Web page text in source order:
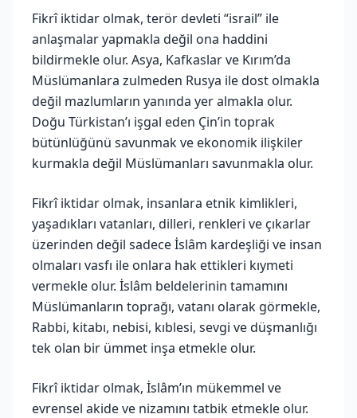
Fikrî iktidar olmak, terör devleti “israil” ile
anlaşmalar yapmakla değil ona haddini
bildirmekle olur. Asya, Kafkaslar ve Kırım’da
Müslümanlara zulmeden Rusya ile dost olmakla
değil mazlumların yanında yer almakla olur.
Doğu Türkistan’ı işgal eden Çin’in toprak
bütünlüğünü savunmak ve ekonomik ilişkiler
kurmakla değil Müslümanları savunmakla olur.
Fikrî iktidar olmak, insanlara etnik kimlikleri,
yaşadıkları vatanları, dilleri, renkleri ve çıkarlar
üzerinden değil sadece İslâm kardeşliği ve insan
olmaları vasfı ile onlara hak ettikleri kıymeti
vermekle olur. İslâm beldelerinin tamamını
Müslümanların toprağı, vatanı olarak görmekle,
Rabbi, kitabı, nebisi, kıblesi, sevgi ve düşmanlığı
tek olan bir ümmet inşa etmekle olur.
Fikrî iktidar olmak, İslâm’ın mükemmel ve
evrensel akide ve nizamını tatbik etmekle olur.